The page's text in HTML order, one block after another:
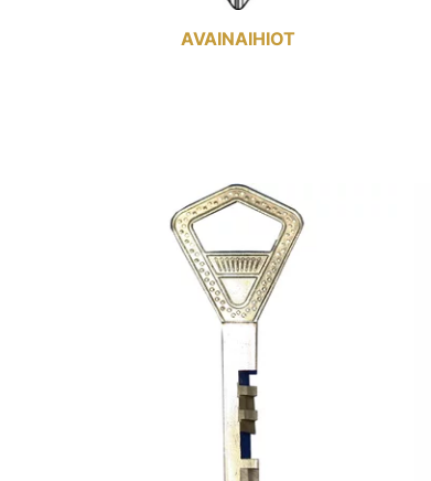
AVAINAIHIOT